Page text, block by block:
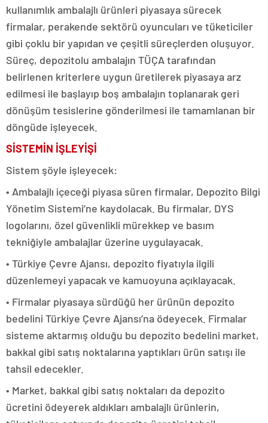
kullanımlık ambalajlı ürünleri piyasaya sürecek
firmalar, perakende sektörü oyuncuları ve tüketiciler
gibi çoklu bir yapıdan ve çeşitli süreçlerden oluşuyor.
Süreç, depozitolu ambalajın TÜÇA tarafından
belirlenen kriterlere uygun üretilerek piyasaya arz
edilmesi ile başlayıp boş ambalajın toplanarak geri
dönüşüm tesislerine gönderilmesi ile tamamlanan bir
döngüde işleyecek.
SİSTEMİN İŞLEYİŞİ
Sistem şöyle işleyecek:
• Ambalajlı içeceği piyasa süren firmalar, Depozito Bilgi
Yönetim Sistemi’ne kaydolacak. Bu firmalar, DYS
logolarını, özel güvenlikli mürekkep ve basım
tekniğiyle ambalajlar üzerine uygulayacak.
• Türkiye Çevre Ajansı, depozito fiyatıyla ilgili
düzenlemeyi yapacak ve kamuoyuna açıklayacak.
• Firmalar piyasaya sürdüğü her ürünün depozito
bedelini Türkiye Çevre Ajansı’na ödeyecek. Firmalar
sisteme aktarmış olduğu bu depozito bedelini market,
bakkal gibi satış noktalarına yaptıkları ürün satışı ile
tahsil edecekler.
• Market, bakkal gibi satış noktaları da depozito
ücretini ödeyerek aldıkları ambalajlı ürünlerin,